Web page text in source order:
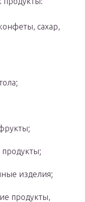
сахар,
изделия;
продукты,